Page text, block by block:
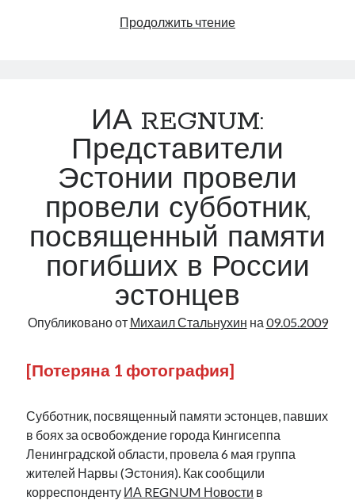
Продолжить чтениеМихаил
на
«крышевых»
денег
ИА REGNUM:
Представители
Эстонии провели
провели субботник,
посвященный памяти
погибших в России
эстонцев
Опубликовано от Михаил Стальнухин на 09.05.2009
[Потеряна 1 фотография]
Субботник, посвященный памяти эстонцев, павших
в боях за освобождение города Кингисеппа
Ленинградской области, провела 6 мая группа
жителей Нарвы (Эстония). Как сообщили
корреспонденту ИА REGNUM Новости в